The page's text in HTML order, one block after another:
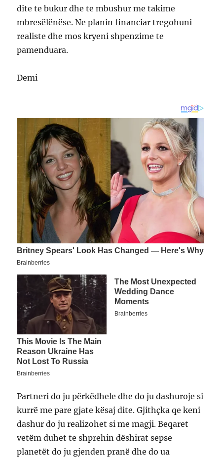
dite te bukur dhe te mbushur me takime
mbresëlënëse. Ne planin financiar tregohuni
realiste dhe mos kryeni shpenzime te
pamenduara.
Demi
Partneri do ju përkëdhele dhe do ju dashuroje si
kurrë me pare gjate kësaj dite. Gjithçka qe keni
dashur do ju realizohet si me magji. Beqaret
vetëm duhet te shprehin dëshirat sepse
planetët do ju gjenden pranë dhe do ua